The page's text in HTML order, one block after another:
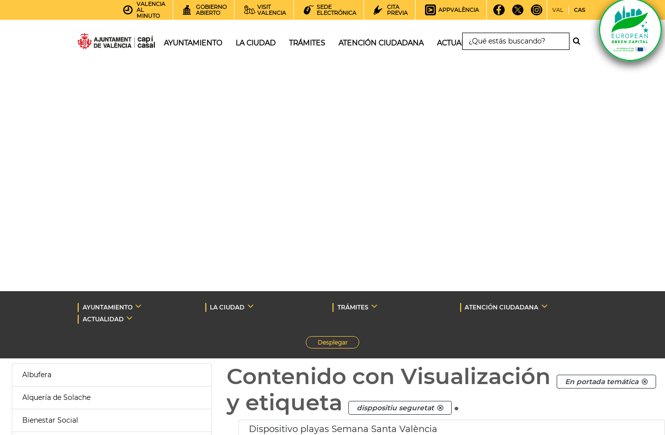
VALENCIA
AL
MINUTO
GOBIERNO
ABIERTO
VISIT
VALENCIA
SEDE
ELECTRÓNICA
CITA
PREVIA
APPVALÈNCIA VAL CAS
AYUNTAMIENTO LA CIUDAD TRÁMITES ATENCIÓN CIUDADANA ACTUALIDAD
AYUNTAMIENTO LA CIUDAD TRÁMITES
ATENCIÓN CIUDADANA
ACTUALIDAD
Desplegar
Albufera
Alquería de Solache
Bienestar Social
Contenido con Visualización En portada temática
y etiqueta disppositiu seguretat .
Dispositivo playas Semana Santa València